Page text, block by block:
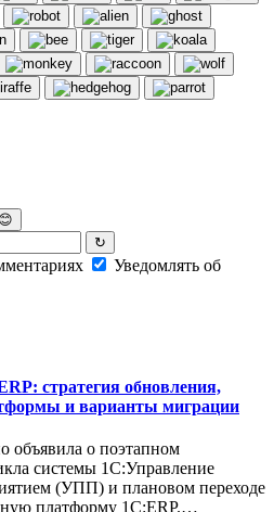
😊
↻
Уведомлять об
стратегия обновления,
и варианты миграции
объявила о поэтапном
системы 1С:Управление
(УПП) и плановом переходе
платформу 1С:ERP.…